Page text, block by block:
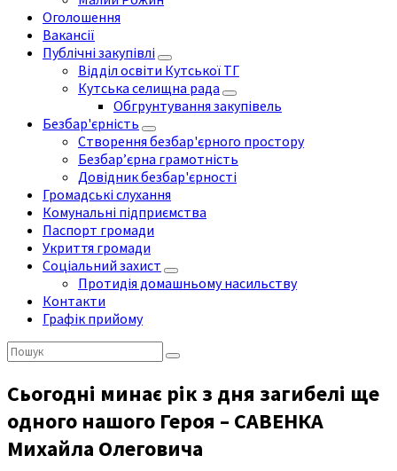
Оголошення
Вакансії
Публічні закупівлі
Відділ освіти Кутської ТГ
Кутська селищна рада
Обгрунтування закупівель
Безбар'єрність
Створення безбар'єрного простору
Безбар’єрна грамотність
Довідник безбар'єрності
Громадські слухання
Комунальні підприємства
Паспорт громади
Укриття громади
Соціальний захист
Протидія домашньому насильству
Контакти
Графік прийому
Пошук:
Сьогодні минає рік з дня загибелі ще
одного нашого Героя – САВЕНКА
Михайла Олеговича